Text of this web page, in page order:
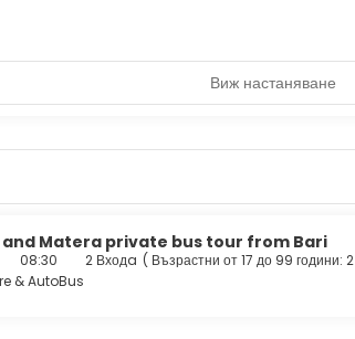
Виж настаняване
Matera private bus tour from Bari
08:30 2 Входa ( Възрастни от 17 до 99 години: 2
& AutoBus